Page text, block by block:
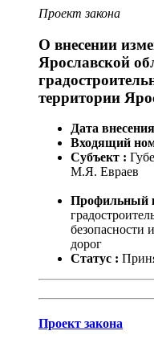
Проект закона
О внесении
Ярославской
территории
Дата
Входящий
Субъект :
М.Я. Евраев
Профильный
безопасности
дорог
Статус :
Проект закона